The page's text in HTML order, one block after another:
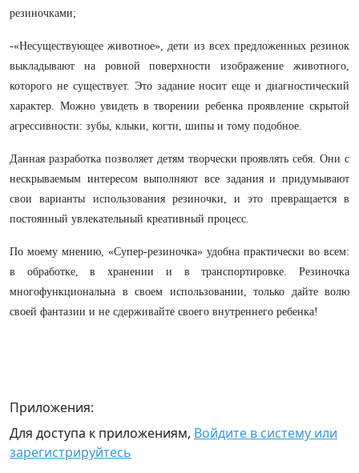
резиночками;
-«Несуществующее животное», дети из всех предложенных резинок
выкладывают на ровной поверхности изображение животного,
которого не существует. Это задание носит еще и диагностический
характер. Можно увидеть в творении ребенка проявление скрытой
агрессивности: зубы, клыки, когти, шипы и тому подобное.
Данная разработка позволяет детям творчески проявлять себя. Они с
нескрываемым интересом выполняют все задания и придумывают
свои варианты использования резиночки, и это превращается в
постоянный увлекательный креативный процесс.
По моему мнению, «Супер-резиночка» удобна практически во всем:
в обработке, в хранении и в транспортировке. Резиночка
многофункциональна в своем использовании, только дайте волю
своей фантазии и не сдерживайте своего внутреннего ребенка!
Приложения:
Для доступа к приложениям, Войдите в систему или
зарегистрируйтесь